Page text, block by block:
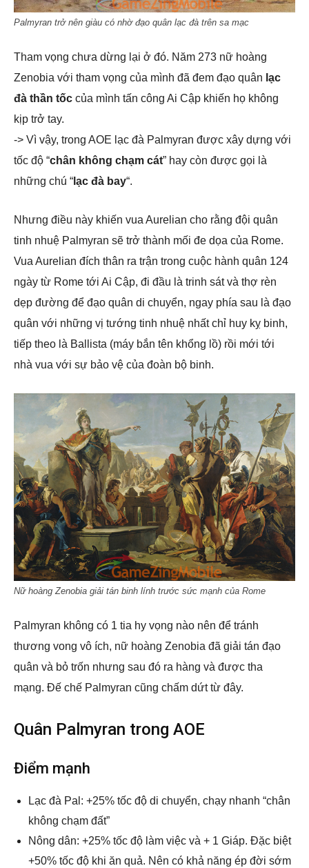
Palmyran trở nên giàu có nhờ đạo quân lạc đà trên sa mạc
Tham vọng chưa dừng lại ở đó. Năm 273 nữ hoàng
Zenobia với tham vọng của mình đã đem đạo quân lạc
đà thần tốc của mình tấn công Ai Cập khiến họ không
kịp trở tay.
-> Vì vậy, trong AOE lạc đà Palmyran được xây dựng với
tốc độ “chân không chạm cát” hay còn được gọi là
những chú “ lạc đà bay“.
Nhưng điều này khiến vua Aurelian cho rằng đội quân
tinh nhuệ Palmyran sẽ trở thành mối đe dọa của Rome.
Vua Aurelian đích thân ra trận trong cuộc hành quân 124
ngày từ Rome tới Ai Cập, đi đầu là trinh sát và thợ rèn
dẹp đường để đạo quân di chuyển, ngay phía sau là đạo
quân với những vị tướng tinh nhuệ nhất chỉ huy kỵ binh,
tiếp theo là Ballista (máy bắn tên khổng lồ) rồi mới tới
nhà vua với sự bảo vệ của đoàn bộ binh.
Nữ hoàng Zenobia giải tán binh lính trước sức mạnh của Rome
Palmyran không có 1 tia hy vọng nào nên để tránh
thương vong vô ích, nữ hoàng Zenobia đã giải tán đạo
quân và bỏ trốn nhưng sau đó ra hàng và được tha
mạng. Đế chế Palmyran cũng chấm dứt từ đây.
Quân Palmyran trong AOE
Điểm mạnh
Lạc đà Pal: +25% tốc độ di chuyển, chạy nhanh “chân
không chạm đất”
Nông dân: +25% tốc độ làm việc và + 1 Giáp. Đặc biệt
+50% tốc độ khi ăn quả. Nên có khả năng ép đời sớm